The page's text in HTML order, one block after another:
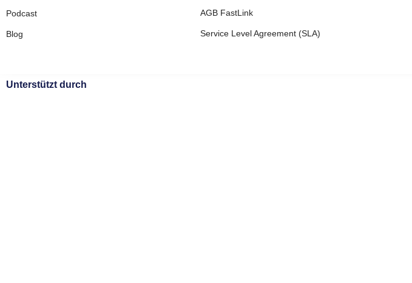
Podcast
Blog
AGB FastLink
Service Level Agreement (SLA)
Unterstützt durch